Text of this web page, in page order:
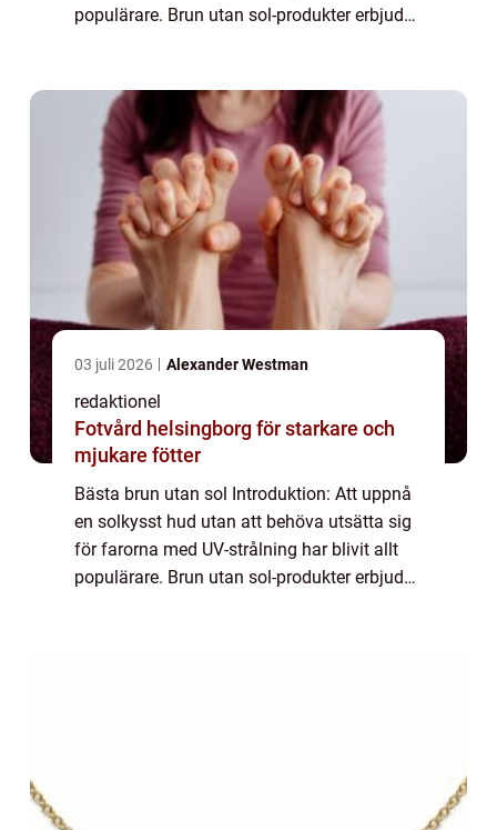
populärare. Brun utan sol-produkter erbjuder
03 juli 2026 Alexander Westman
redaktionel
Fotvård helsingborg för starkare och
mjukare fötter
Bästa brun utan sol Introduktion: Att uppnå
en solkysst hud utan att behöva utsätta sig
för farorna med UV-strålning har blivit allt
populärare. Brun utan sol-produkter erbjuder